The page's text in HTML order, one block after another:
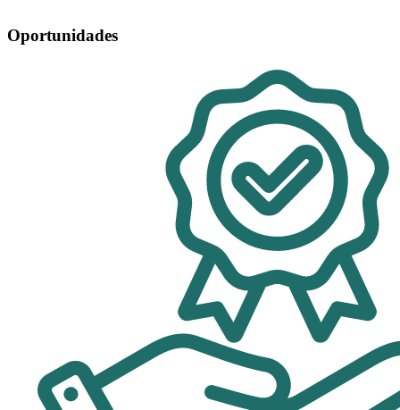
Oportunidades